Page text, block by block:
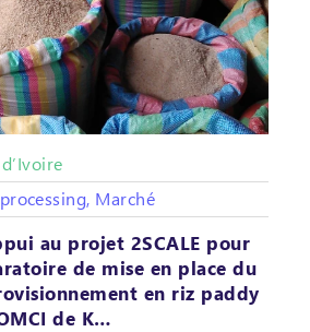
Marché
au projet 2SCALE pour
de mise en place du
en riz paddy
de K…